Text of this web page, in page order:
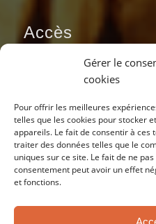
Gérer le
cookies
Pour offrir les meilleures
telles que les cookies pour stocker
appareils. Le fait de consentir à ces
traiter des données telles que le
uniques sur ce site. Le fait de ne
consentement peut avoir un effet
et fonctions.
Accès